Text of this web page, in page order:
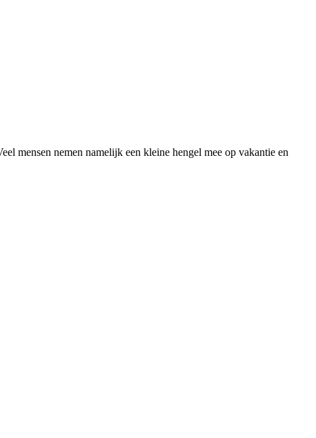
mensen nemen namelijk een kleine hengel mee op vakantie en